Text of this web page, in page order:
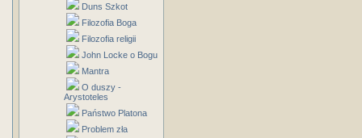
Duns Szkot
Filozofia Boga
Filozofia religii
John Locke o Bogu
Mantra
O duszy -
Arystoteles
Państwo Platona
Problem zła